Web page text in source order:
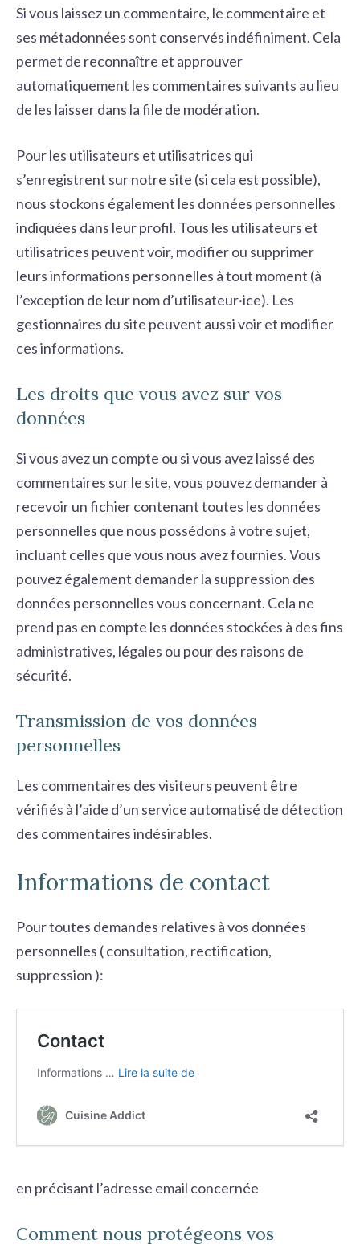
Si vous laissez un commentaire, le commentaire et
ses métadonnées sont conservés indéfiniment. Cela
permet de reconnaître et approuver
automatiquement les commentaires suivants au lieu
de les laisser dans la file de modération.
Pour les utilisateurs et utilisatrices qui
s’enregistrent sur notre site (si cela est possible),
nous stockons également les données personnelles
indiquées dans leur profil. Tous les utilisateurs et
utilisatrices peuvent voir, modifier ou supprimer
leurs informations personnelles à tout moment (à
l’exception de leur nom d’utilisateur·ice). Les
gestionnaires du site peuvent aussi voir et modifier
ces informations.
Les droits que vous avez sur vos
données
Si vous avez un compte ou si vous avez laissé des
commentaires sur le site, vous pouvez demander à
recevoir un fichier contenant toutes les données
personnelles que nous possédons à votre sujet,
incluant celles que vous nous avez fournies. Vous
pouvez également demander la suppression des
données personnelles vous concernant. Cela ne
prend pas en compte les données stockées à des fins
administratives, légales ou pour des raisons de
sécurité.
Transmission de vos données
personnelles
Les commentaires des visiteurs peuvent être
vérifiés à l’aide d’un service automatisé de détection
des commentaires indésirables.
Informations de contact
Pour toutes demandes relatives à vos données
personnelles ( consultation, rectification,
suppression ):
en précisant l’adresse email concernée
Comment nous protégeons vos